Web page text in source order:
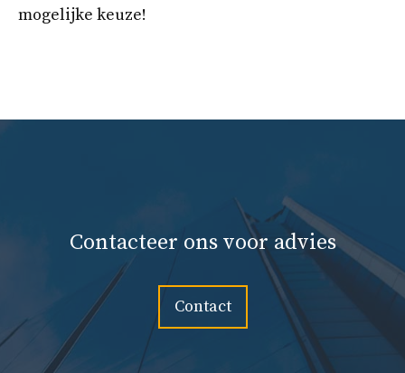
mogelijke keuze!
Contacteer ons voor advies
Contact